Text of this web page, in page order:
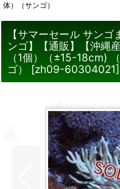
体）（サンゴ）
【サマーセール サン
ンゴ】【通販】【沖縄
（1個）（±15-18cm)
ゴ）
[zh09-60304021]